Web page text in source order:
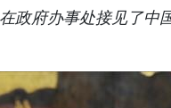
政府办事处接见了中